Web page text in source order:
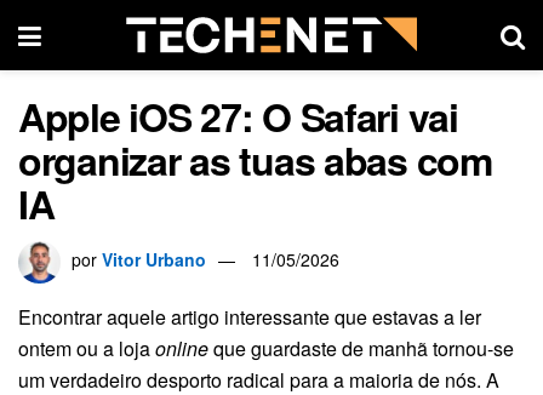
Apple iOS 27: O Safari vai
organizar as tuas abas com
IA
por Vitor Urbano 11/05/2026
Encontrar aquele artigo interessante que estavas a ler
ontem ou a lojaonlineque guardaste de manhã tornou-se
um verdadeiro desporto radical para a maioria de nós. A